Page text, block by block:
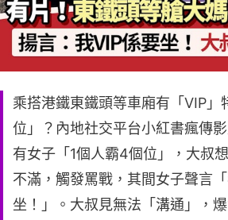
乘搭港鐵東鐵頭等車廂有「VIP」
位」？內地社交平台小紅書瘋傳
有女子「1個人霸4個位」，大叔
不滿，觸發罵戰，其間女子聲言
坐！」。大叔見無法「溝通」，